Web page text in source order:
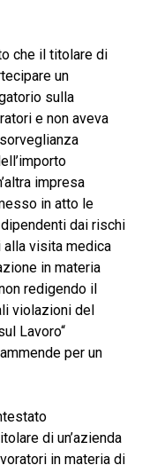
che il titolare di
un
sulla
e non aveva
impresa
in atto le
dai rischi
alla visita medica
in materia
redigendo il
violazioni del
Lavoro“
per un
di un’azienda
in materia di